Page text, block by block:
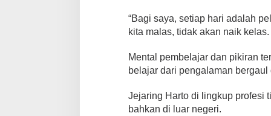
“Bagi saya, setiap hari adalah
kita malas, tidak akan naik
Mental pembelajar dan pikiran
belajar dari pengalaman
Jejaring Harto di lingkup profesi
bahkan di luar negeri.